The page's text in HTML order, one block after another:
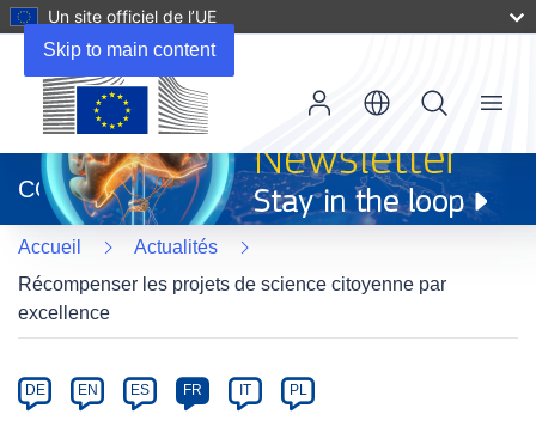
Skip to main content
Un site officiel de l’UE
dans
une
nouvelle
fenêtre)
CORDIS
Menu
Accueil
Actualités
Récompenser les projets de science citoyenne par
excellence
Category
Article
available
DE EN ES FR IT PL